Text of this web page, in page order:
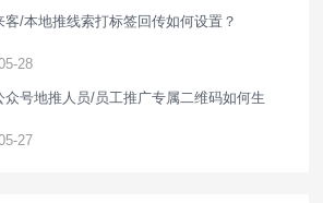
客/本地推线索打标签回传如何设置？
28
众号地推人员/员工推广专属二维码如何生
27